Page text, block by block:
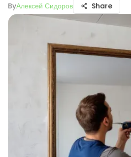
ByАлексей Сидоров Share